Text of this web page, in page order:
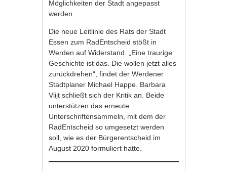
Möglichkeiten der Stadt angepasst
werden.
Die neue Leitlinie des Rats der Stadt
Essen zum RadEntscheid stößt in
Werden auf Widerstand. „Eine traurige
Geschichte ist das. Die wollen jetzt alles
zurückdrehen“, findet der Werdener
Stadtplaner Michael Happe. Barbara
Vlijt schließt sich der Kritik an. Beide
unterstützen das erneute
Unterschriftensammeln, mit dem der
RadEntscheid so umgesetzt werden
soll, wie es der Bürgerentscheid im
August 2020 formuliert hatte.